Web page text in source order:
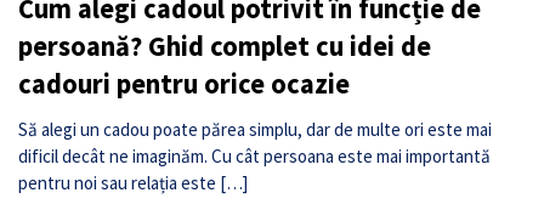
Cum alegi cadoul potrivit în funcție de
persoană? Ghid complet cu idei de
cadouri pentru orice ocazie
Să alegi un cadou poate părea simplu, dar de multe ori este mai
dificil decât ne imaginăm. Cu cât persoana este mai importantă
pentru noi sau relația este […]